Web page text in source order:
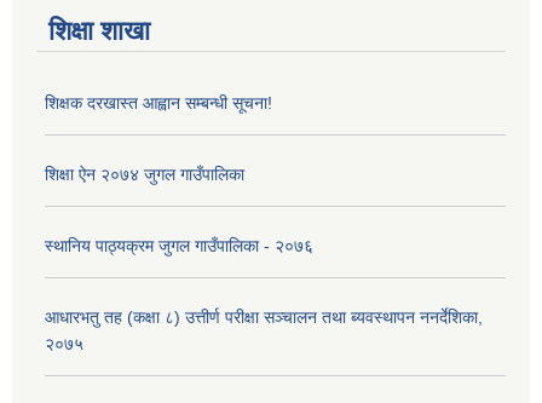
शिक्षा शाखा
शिक्षक दरखास्त आह्वान सम्बन्धी सूचना!
शिक्षा ऐन २०७४ जुगल गाउँपालिका
स्थानिय पाठ्यक्रम जुगल गाउँपालिका - २०७६
आधारभतु तह (कक्षा ८) उत्तीर्ण परीक्षा सञ्चालन तथा ब्यवस्थापन ननर्देशिका,
२०७५